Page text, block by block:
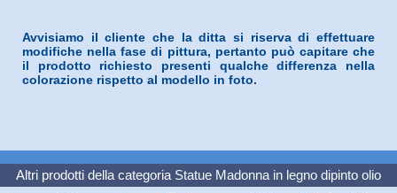
Avvisiamo il cliente che la ditta si riserva di effettuare
modifiche nella fase di pittura, pertanto può capitare che
il prodotto richiesto presenti qualche differenza nella
colorazione rispetto al modello in foto.
Altri prodotti della categoria Statue Madonna in legno dipinto olio